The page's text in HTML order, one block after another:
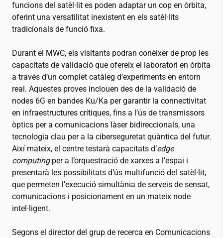
funcions del satèl·lit es poden adaptar un cop en òrbita,
oferint una versatilitat inexistent en els satèl·lits
tradicionals de funció fixa.
Durant el MWC, els visitants podran conèixer de prop les
capacitats de validació que ofereix el laboratori en òrbita
a través d’un complet catàleg d’experiments en entorn
real. Aquestes proves inclouen des de la validació de
nodes 6G en bandes Ku/Ka per garantir la connectivitat
en infraestructures crítiques, fins a l’ús de transmissors
òptics per a comunicacions làser bidireccionals, una
tecnologia clau per a la ciberseguretat quàntica del futur.
Així mateix, el centre testarà capacitats d’edge
computingper a l’orquestració de xarxes a l’espai i
presentarà les possibilitats d’ús multifunció del satèl·lit,
que permeten l’execució simultània de serveis de sensat,
comunicacions i posicionament en un mateix node
intel·ligent.
Segons el director del grup de recerca en Comunicacions